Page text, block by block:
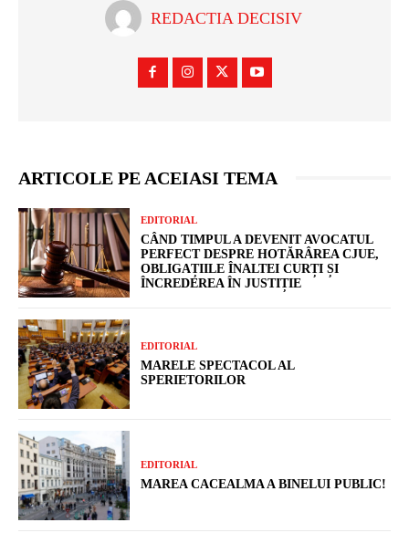
REDACTIA DECISIV
ARTICOLE PE ACEIASI TEMA
EDITORIAL
CÂND TIMPUL A DEVENIT AVOCATUL
PERFECT DESPRE HOTĂRÂREA CJUE,
OBLIGAȚIILE ÎNALTEI CURȚI ȘI
ÎNCREDEREA ÎN JUSTIȚIE
EDITORIAL
MARELE SPECTACOL AL
SPERIETORILOR
EDITORIAL
MAREA CACEALMA A BINELUI PUBLIC!